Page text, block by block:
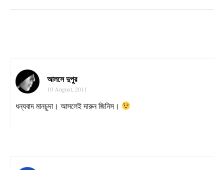
আলসে দুপুর
10 August, 2011
ধন্যবাদ মানচুদা। আসলেই দারুন জিনিস।